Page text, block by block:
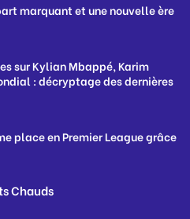
marquant et une nouvelle ère
sur Kylian Mbappé, Karim
: décryptage des dernières
place en Premier League grâce
Chauds